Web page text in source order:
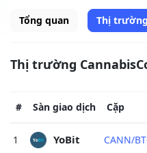
Tổng quan Thị trường
Thị trường
# Sàn giao dịch Cặp
1 YoBit CANN/